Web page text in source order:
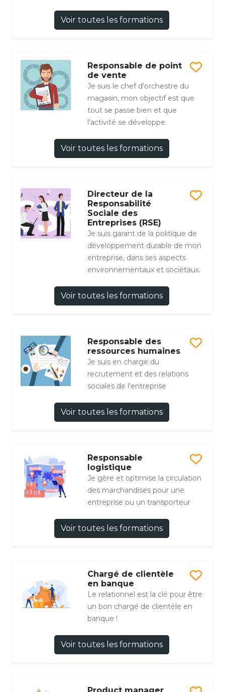
Voir toutes les formations
Responsable de point
de vente
Je suis le chef d’orchestre du
magasin, mon objectif est que
tout se passe bien et que
l’activité se développe.
Voir toutes les formations
Directeur de la
Responsabilité
Sociale des
Entreprises (RSE)
Je suis garant de la politique de
développement durable de mon
entreprise, dans ses aspects
environnementaux et sociétaux.
Voir toutes les formations
Responsable des
ressources humaines
Je suis en charge du
recrutement et des relations
sociales de l'entreprise
Voir toutes les formations
Responsable
logistique
Je gère et optimise la circulation
des marchandises pour une
entreprise ou un transporteur
Voir toutes les formations
Chargé de clientèle
en banque
Le relationnel est la clé pour être
un bon chargé de clientèle en
banque !
Voir toutes les formations